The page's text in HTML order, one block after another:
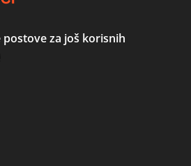
postove za još korisnih